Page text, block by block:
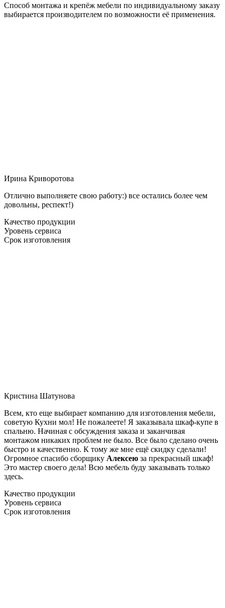
Способ монтажа и крепёж мебели по индивидуальному заказу
выбирается производителем по возможности её применения.
Ирина Криворотова
Отлично выполняете свою работу:) все остались более чем
довольны, респект!)
Качество продукции
Уровень сервиса
Срок изготовления
Кристина Шатунова
Всем, кто еще выбирает компанию для изготовления мебели,
советую Кухни мол! Не пожалеете! Я заказывала шкаф-купе в
спальню. Начиная с обсуждения заказа и заканчивая
монтажом никаких проблем не было. Все было сделано очень
быстро и качественно. К тому же мне ещё скидку сделали!
Огромное спасибо сборщику Алексею за прекрасный шкаф!
Это мастер своего дела! Всю мебель буду заказывать только
здесь.
Качество продукции
Уровень сервиса
Срок изготовления